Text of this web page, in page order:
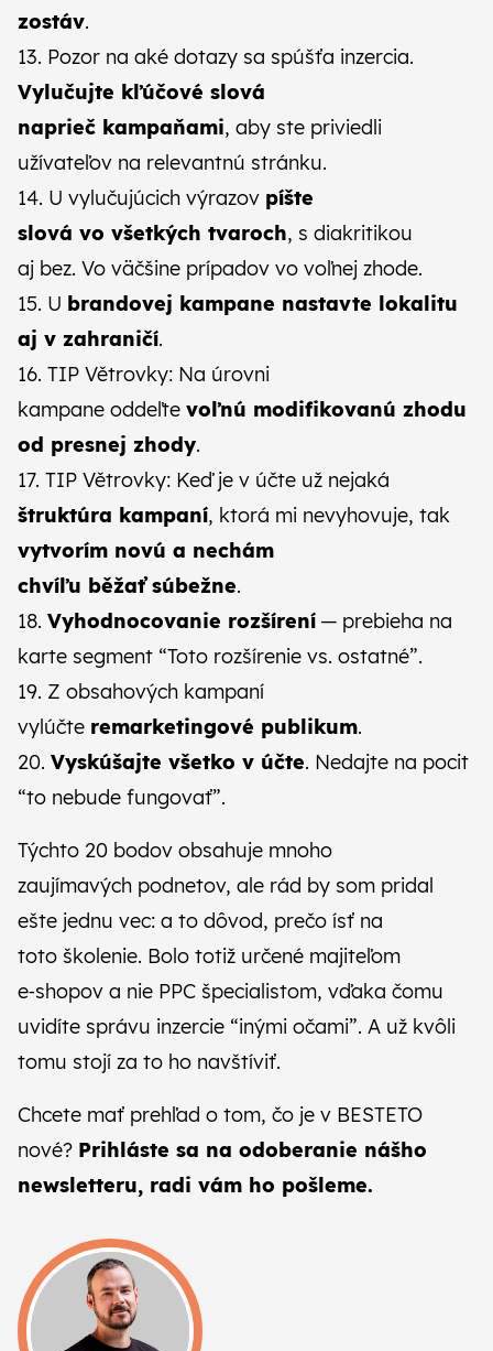
zostáv.
13. Pozor na aké dotazy sa spúšťa inzercia.
Vylučujte kľúčové slová
naprieč kampaňami, aby ste priviedli
užívateľov na relevantnú stránku.
14. U vylučujúcich výrazov píšte
slová vo všetkých tvaroch, s diakritikou
aj bez. Vo väčšine prípadov vo voľnej zhode.
15. U brandovej kampane nastavte lokalitu
aj v zahraničí.
16. TIP Větrovky: Na úrovni
kampane oddeľte voľnú modifikovanú zhodu
od presnej zhody.
17. TIP Větrovky: Keď je v účte už nejaká
štruktúra kampaní, ktorá mi nevyhovuje, tak
vytvorím novú a nechám
chvíľu běžať súbežne.
18. Vyhodnocovanie rozšírení — prebieha na
karte segment “Toto rozšírenie vs. ostatné”.
19. Z obsahových kampaní
vylúčte remarketingové publikum.
20. Vyskúšajte všetko v účte. Nedajte na pocit
“to nebude fungovať”.
Týchto 20 bodov obsahuje mnoho
zaujímavých podnetov, ale rád by som pridal
ešte jednu vec: a to dôvod, prečo ísť na
toto školenie. Bolo totiž určené majiteľom
e‑shopov a nie PPC špecialistom, vďaka čomu
uvidíte správu inzercie “inými očami”. A už kvôli
tomu stojí za to ho navštíviť.
Chcete mať prehľad o tom, čo je v BESTETO
nové? Prihláste sa na odoberanie nášho
newsletteru, radi vám ho pošleme.